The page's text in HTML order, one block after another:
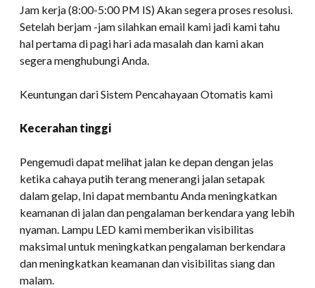
Jam kerja (8:00-5:00 PM IS) Akan segera proses resolusi.
Setelah berjam -jam silahkan email kami jadi kami tahu
hal pertama di pagi hari ada masalah dan kami akan
segera menghubungi Anda.
Keuntungan dari Sistem Pencahayaan Otomatis kami
Kecerahan tinggi
Pengemudi dapat melihat jalan ke depan dengan jelas
ketika cahaya putih terang menerangi jalan setapak
dalam gelap, Ini dapat membantu Anda meningkatkan
keamanan di jalan dan pengalaman berkendara yang lebih
nyaman. Lampu LED kami memberikan visibilitas
maksimal untuk meningkatkan pengalaman berkendara
dan meningkatkan keamanan dan visibilitas siang dan
malam.